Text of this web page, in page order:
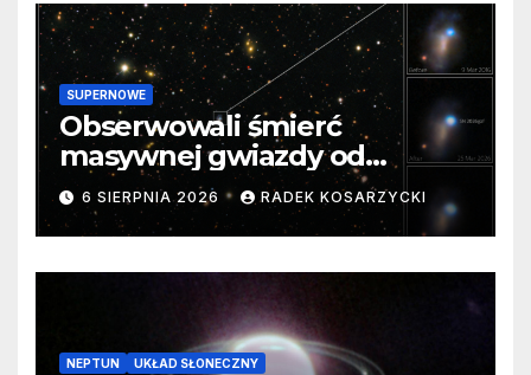
SUPERNOWE
Obserwowali śmierć
masywnej gwiazdy od
samego początku. Niezwykle
cenne dane
6 SIERPNIA 2026 RADEK KOSARZYCKI
NEPTUN UKŁAD SŁONECZNY